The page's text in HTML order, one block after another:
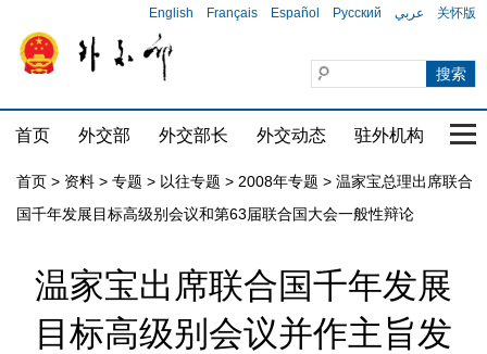
English Français Español Русский عربي 关怀版
首页 外交部 外交部长 外交动态 驻外机构 国
首页 > 资料 > 专题 > 以往专题 > 2008年专题 > 温家宝总理出席联合
国千年发展目标高级别会议和第63届联合国大会一般性辩论
温家宝出席联合国千年发展
目标高级别会议并作主旨发